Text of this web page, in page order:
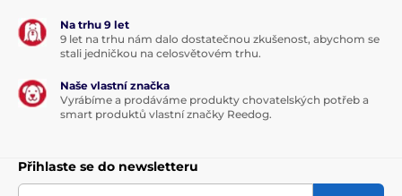
osm jídel nebo pamlsků denně
dávkováním porcí, aby váš mazlíček dostal správné
množství krmiva vždy včas – i když nejste doma.
Na trhu 9 let
9 let na trhu nám dalo dostatečnou zkušenost, abychom se
stali jedničkou na celosvětovém trhu.
Naše vlastní značka
Vyrábíme a prodáváme produkty chovatelských potřeb a
smart produktů vlastní značky Reedog.
Přihlaste se do newsletteru